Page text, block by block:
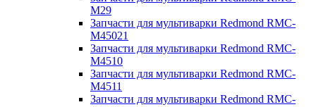
M29
Запчасти для мультиварки Redmond RMC-
M45021
Запчасти для мультиварки Redmond RMC-
M4510
Запчасти для мультиварки Redmond RMC-
M4511
Запчасти для мультиварки Redmond RMC-